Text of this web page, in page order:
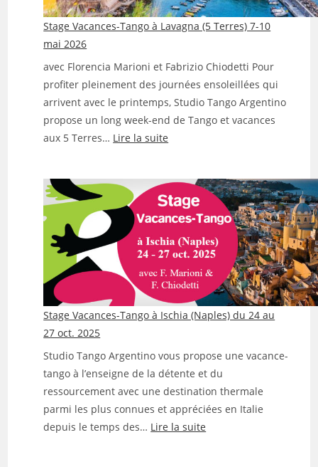
8
aout
Stage Vacances-Tango à Lavagna (5 Terres) 7-10
mai 2026
avec Florencia Marioni et Fabrizio Chiodetti Pour
profiter pleinement des journées ensoleillées qui
arrivent avec le printemps, Studio Tango Argentino
propose un long week-end de Tango et vacances
aux 5 Terres… Lire la suite
Tango
à
Lavagna
(5
Terres)
7-
mai
Stage Vacances-Tango à Ischia (Naples) du 24 au
27 oct. 2025
Studio Tango Argentino vous propose une vacance-
tango à l’enseigne de la détente et du
ressourcement avec une destination thermale
parmi les plus connues et appréciées en Italie
depuis le temps des… Lire la suite